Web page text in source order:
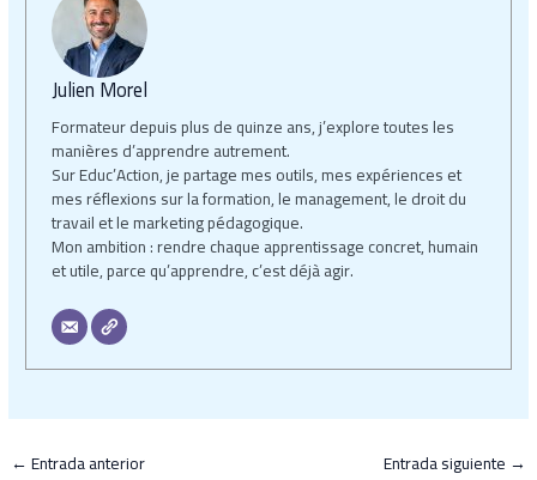
Julien Morel
Formateur depuis plus de quinze ans, j’explore toutes les
manières d’apprendre autrement.
Sur Educ’Action, je partage mes outils, mes expériences et
mes réflexions sur la formation, le management, le droit du
travail et le marketing pédagogique.
Mon ambition : rendre chaque apprentissage concret, humain
et utile, parce qu’apprendre, c’est déjà agir.
←Entrada anterior Entrada siguiente →